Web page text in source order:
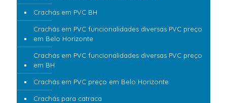
Crachás em PVC BH
Crachás em PVC funcionalidades diversas PVC preço
em Belo Horizonte
Crachás em PVC funcionalidades diversas PVC preço
em BH
Crachás em PVC preço em Belo Horizonte
Crachás para catraca